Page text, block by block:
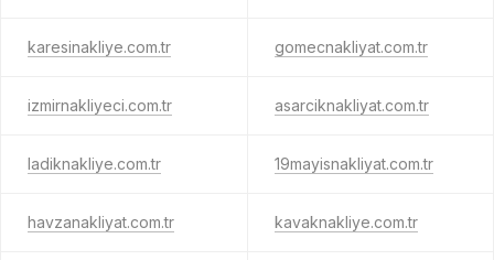
karesinakliye.com.tr gomecnakliyat.com.tr
izmirnakliyeci.com.tr asarciknakliyat.com.tr
ladiknakliye.com.tr 19mayisnakliyat.com.tr
havzanakliyat.com.tr kavaknakliye.com.tr